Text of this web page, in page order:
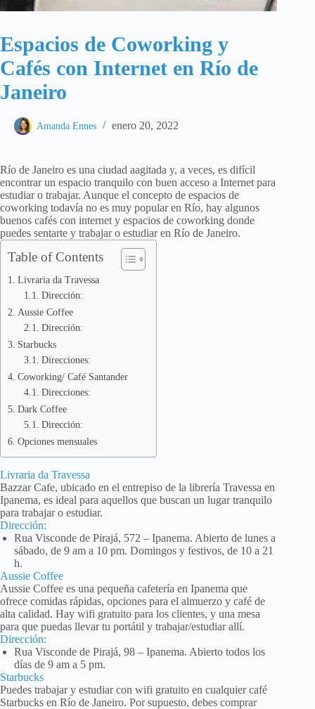
Espacios de Coworking y
Cafés con Internet en Río de
Janeiro
Amanda Ennes enero 20, 2022
Río de Janeiro es una ciudad aagitada y, a veces, es difícil
encontrar un espacio tranquilo con buen acceso a Internet para
estudiar o trabajar. Aunque el concepto de espacios de
coworking todavía no es muy popular en Río, hay algunos
buenos cafés con internet y espacios de coworking donde
puedes sentarte y trabajar o estudiar en Río de Janeiro.
Table of Contents
Livraria da Travessa
Dirección:
Aussie Coffee
Dirección:
Starbucks
Direcciones:
Coworking/ Café Santander
Direcciones:
Dark Coffee
Dirección:
Opciones mensuales
Livraria da Travessa
Bazzar Cafe, ubicado en el entrepiso de la librería Travessa en
Ipanema, es ideal para aquellos que buscan un lugar tranquilo
para trabajar o estudiar.
Dirección:
Rua Visconde de Pirajá, 572 – Ipanema. Abierto de lunes a
sábado, de 9 am a 10 pm. Domingos y festivos, de 10 a 21
h.
Aussie Coffee
Aussie Coffee es una pequeña cafetería en Ipanema que
ofrece comidas rápidas, opciones para el almuerzo y café de
alta calidad. Hay wifi gratuito para los clientes, y una mesa
para que puedas llevar tu portátil y trabajar/estudiar allí.
Dirección:
Rua Visconde de Pirajá, 98 – Ipanema. Abierto todos los
días de 9 am a 5 pm.
Starbucks
Puedes trabajar y estudiar con wifi gratuito en cualquier café
Starbucks en Río de Janeiro. Por supuesto, debes comprar